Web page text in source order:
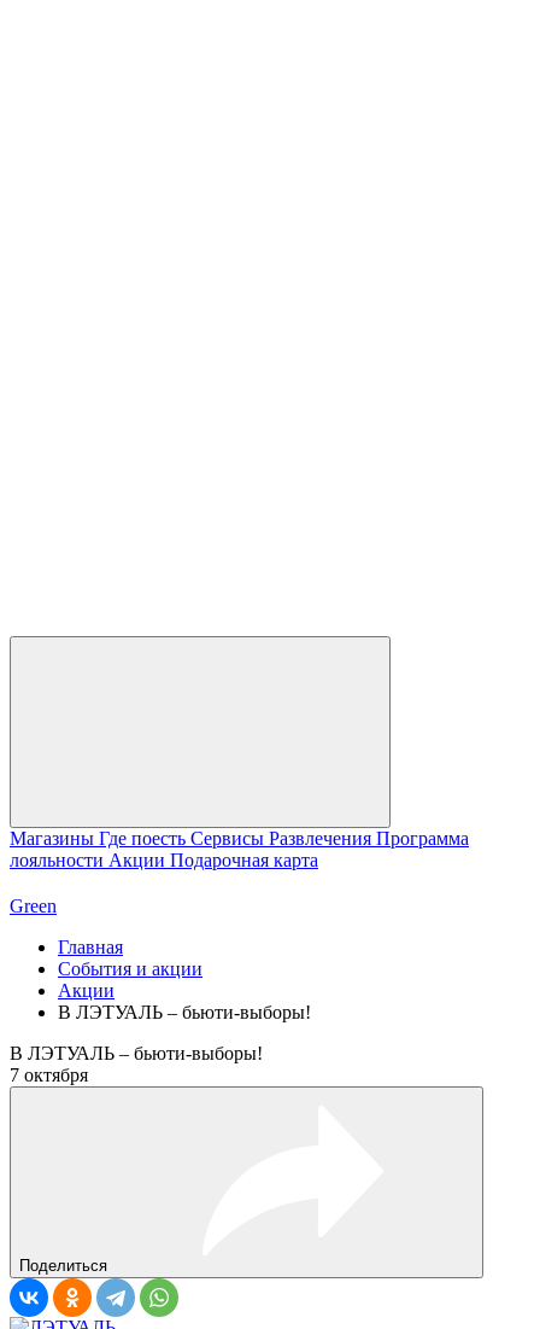
Магазины Где поесть Сервисы Развлечения Программа
лояльности Акции Подарочная карта
Green
Главная
События и акции
Акции
В ЛЭТУАЛЬ – бьюти-выборы!
В ЛЭТУАЛЬ – бьюти-выборы!
7 октября
Поделиться